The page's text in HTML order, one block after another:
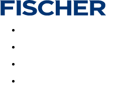
Last minute Dovolenkové kluby